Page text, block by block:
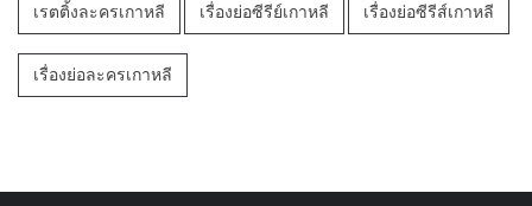
เรตติ้งละครเกาหลี เรื่องย่อซีรีย์เกาหลี เรื่องย่อซีรีส์เกาหลี
เรื่องย่อละครเกาหลี